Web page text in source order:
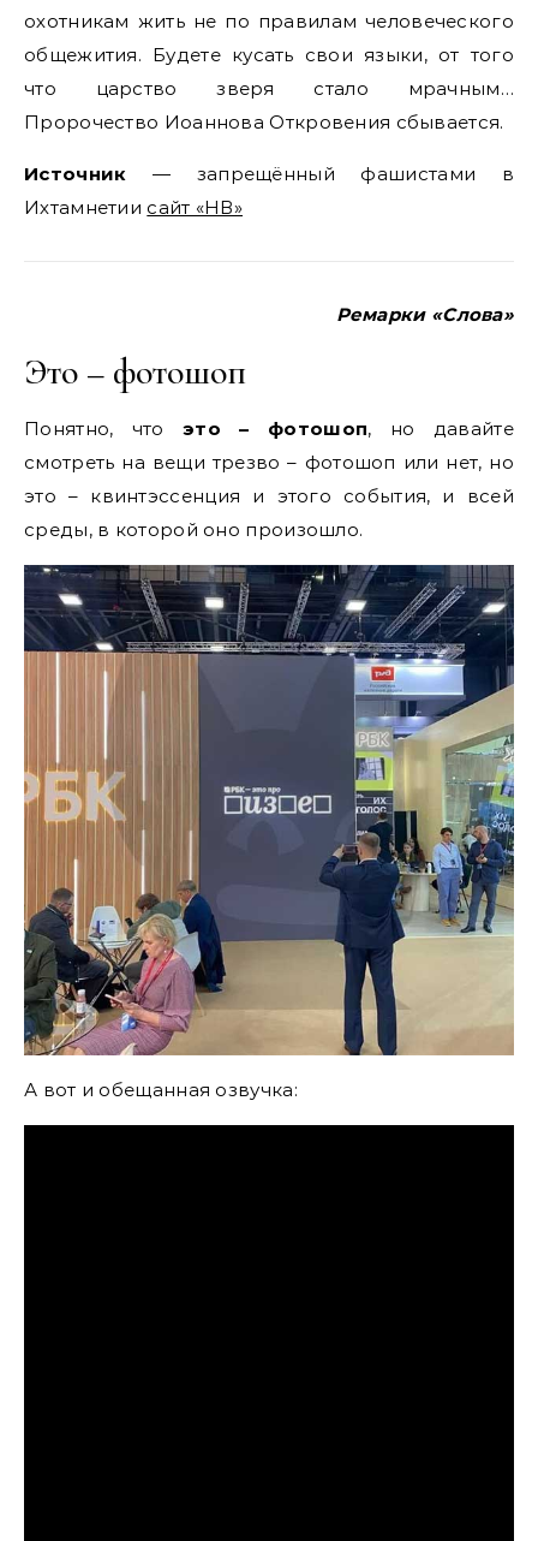
охотникам жить не по правилам человеческого
общежития. Будете кусать свои языки, от того
что царство зверя стало мрачным…
Пророчество Иоаннова Откровения сбывается.
Источник — запрещённый фашистами в
Ихтамнетии сайт «НВ»
Ремарки «Слова»
Это – фотошоп
Понятно, чтоэто – фотошоп, но давайте
смотреть на вещи трезво – фотошоп или нет, но
это – квинтэссенция и этого события, и всей
среды, в которой оно произошло.
А вот и обещанная озвучка: